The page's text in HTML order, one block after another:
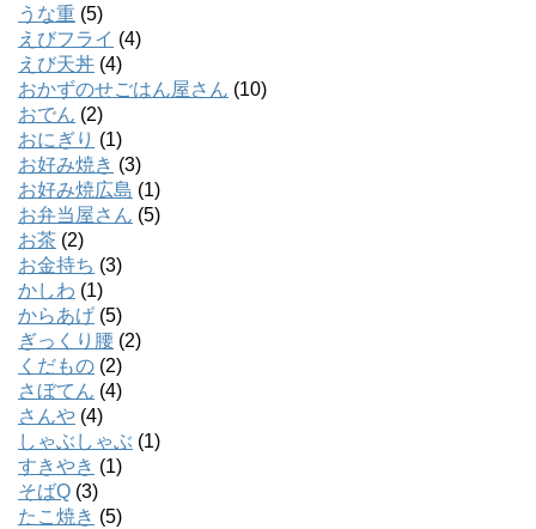
うな重 (5)
えびフライ (4)
えび天丼 (4)
おかずのせごはん屋さん (10)
おでん (2)
おにぎり (1)
お好み焼き (3)
お好み焼広島 (1)
お弁当屋さん (5)
お茶 (2)
お金持ち (3)
かしわ (1)
からあげ (5)
ぎっくり腰 (2)
くだもの (2)
さぼてん (4)
さんや (4)
しゃぶしゃぶ (1)
すきやき (1)
そばQ (3)
たこ焼き (5)